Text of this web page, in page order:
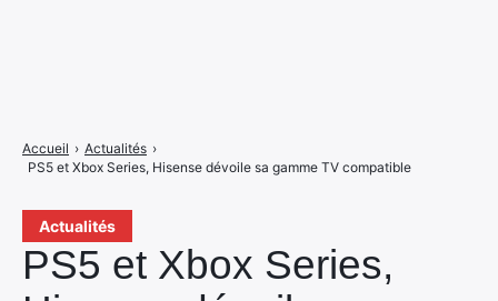
Actualités
PS5 et Xbox Series,
Accueil › Actualités ›
PS5 et Xbox Series, Hisense dévoile sa gamme TV compatible